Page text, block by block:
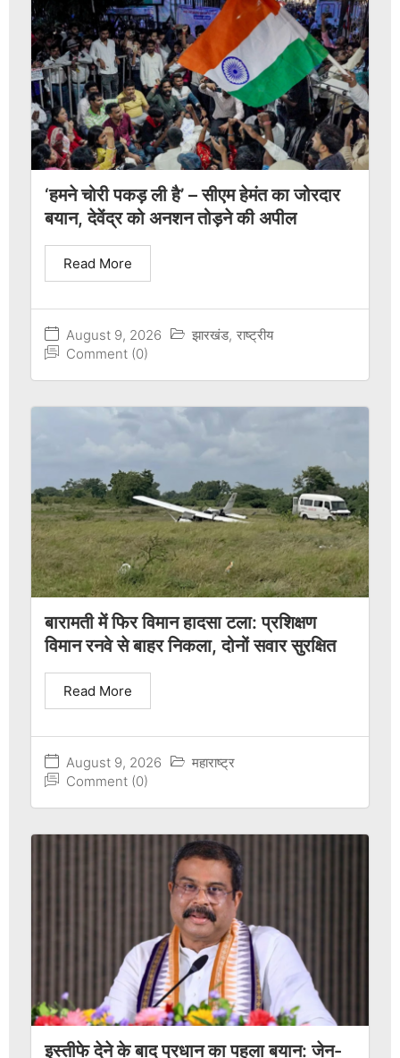
‘हमने चोरी पकड़ ली है’ – सीएम हेमंत का जोरदार
बयान, देवेंद्र को अनशन तोड़ने की अपील
August 9, 2026 झारखंड, राष्ट्रीय
Comment (0)
Read More
बारामती में फिर विमान हादसा टला: प्रशिक्षण
विमान रनवे से बाहर निकला, दोनों सवार सुरक्षित
August 9, 2026
महाराष्ट्र
Comment (0)
Read More
इस्तीफे देने के बाद प्रधान का पहला बयान: जेन-